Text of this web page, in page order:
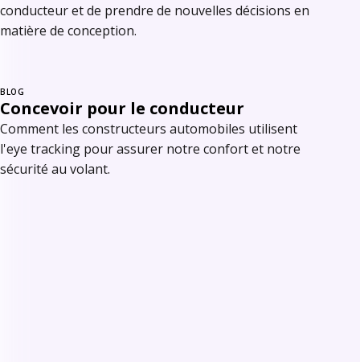
conducteur et de prendre de nouvelles décisions en
matière de conception.
BLOG
Concevoir pour le conducteur
Comment les constructeurs automobiles utilisent
l'eye tracking pour assurer notre confort et notre
sécurité au volant.